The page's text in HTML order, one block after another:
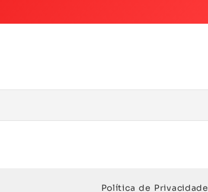
Política de Privacidade